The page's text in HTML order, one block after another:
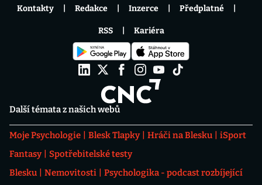
Další témata z našich webů
Moje Psychologie Blesk Tlapky Hráči na Blesku
iSport
Fantasy
Spotřebitelské testy
Blesku
Nemovitosti
Psychologika - podcast rozbíjející
Kontakty Redakce Inzerce Předplatné
RSS Kariéra